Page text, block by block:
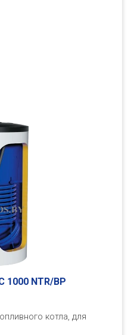
1000 NTR/BP
котла, для